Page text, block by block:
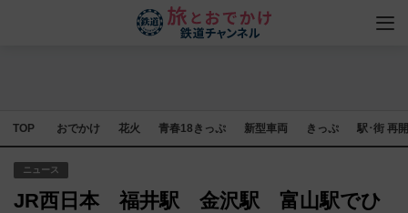
TOP おでかけ 花火 青春18きっぷ 新型車両 きっぷ 駅･街 再
ニュース
JR西日本 福井駅 金沢駅 富山駅でひ